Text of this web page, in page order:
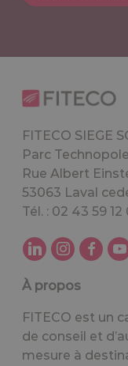
FITECO SIEGE
Parc Technopole
Rue Albert
53063 Laval
Tél. : 02 43 59 12
À propos
FITECO est un
de conseil et
mesure à